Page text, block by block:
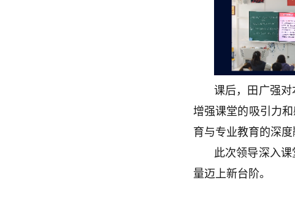
课后，田广强
增强课堂的吸引力
育与专业教育的深
此次领导深入
量迈上新台阶。